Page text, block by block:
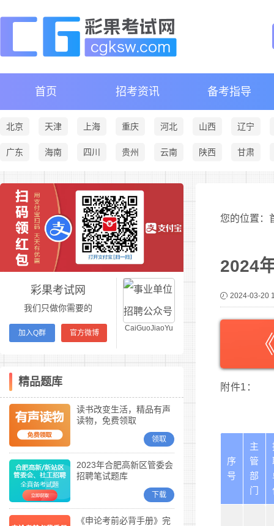
首页 招考资讯 备考指导
北京 天津 上海 重庆 河北 山西 辽宁
广东 海南 四川 贵州 云南 陕西 甘肃
彩果考试网
我们只做你需要的
加入Q群 官方微博
CaiGuoJiaoYu
精品题库
读书改变生活，精品有声
读物，免费领取
领取
2023年合肥高新区管委会
招聘笔试题库
下载
《申论考前必背手册》完
您的位置：
2024
2024-03-20
附件1：
序
号
主
管
部
门